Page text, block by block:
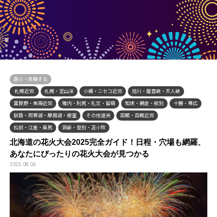
遊ぶ・体験する
札幌近郊 札幌・定山渓 小樽・ニセコ近郊 旭川・層雲峡・天人峡
富良野・美瑛近郊 稚内・利尻・礼文・留萌 知床・網走・紋別 十勝・帯広
釧路・阿寒湖・摩周湖・根室 その他道央 函館・函館近郊
松前・江差・奥尻 洞爺・登別・苫小牧
北海道の花火大会2025完全ガイド！日程・穴場も網羅、
あなたにぴったりの花火大会が見つかる
2025.08.06